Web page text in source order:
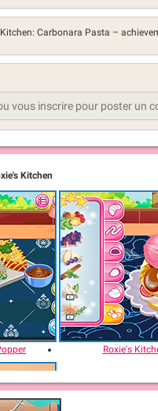
Kitchen: Carbonara Pasta –
Kitchen
Roxie's